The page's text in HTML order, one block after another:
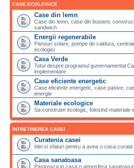
CASE ECOLOGICE
Case din lemn
Case din lemn, case din busteni,
sandwich
Energii regenerabile
Panouri solare, pompe de caldura,
ecologici
Casa Verde
Totul despre programul guvernamental
implementare
Case eficiente energetic
Case eficiente energetic, case pasive,
energie
Materiale ecologice
Sa construim ecologic, folosind materiale
INTRETINEREA CASEI
Curatenia casei
Idei si sfaturi pentru a avea o casa
Casa sanatoasa
Pastreaza in casa o atmosfera sanatoasa!